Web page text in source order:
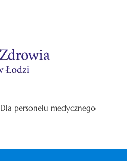
Dla personelu medycznego